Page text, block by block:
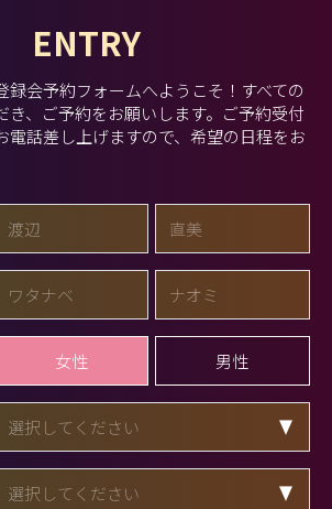
ENTRY
録会予約フォームへようこそ！ すべての
、ご予約をお願いします。 ご予約受付
電話差し上げますので、希望の日程をお
女性 男性